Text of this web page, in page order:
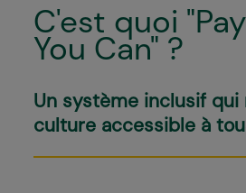
C'est quoi
You Can" ?
Un système inclusif qui
culture accessible à